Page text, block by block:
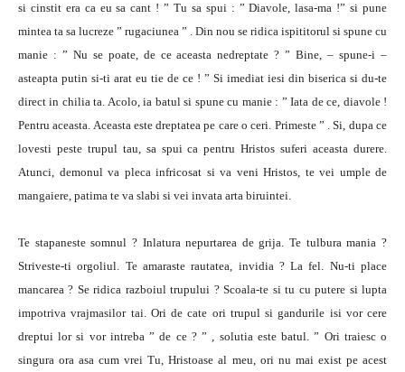
si cinstit era ca eu sa cant ! ” Tu sa spui : ” Diavole, lasa-ma !” si pune
mintea ta sa lucreze ” rugaciunea ” . Din nou se ridica ispititorul si spune cu
manie : ” Nu se poate, de ce aceasta nedreptate ? ” Bine, – spune-i –
asteapta putin si-ti arat eu tie de ce ! ” Si imediat iesi din biserica si du-te
direct in chilia ta. Acolo, ia batul si spune cu manie : ” Iata de ce, diavole !
Pentru aceasta. Aceasta este dreptatea pe care o ceri. Primeste ” . Si, dupa ce
lovesti peste trupul tau, sa spui ca pentru Hristos suferi aceasta durere.
Atunci, demonul va pleca infricosat si va veni Hristos, te vei umple de
mangaiere, patima te va slabi si vei invata arta biruintei.
Te stapaneste somnul ? Inlatura nepurtarea de grija. Te tulbura mania ?
Striveste-ti orgoliul. Te amaraste rautatea, invidia ? La fel. Nu-ti place
mancarea ? Se ridica razboiul trupului ? Scoala-te si tu cu putere si lupta
impotriva vrajmasilor tai. Ori de cate ori trupul si gandurile isi vor cere
dreptui lor si vor intreba ” de ce ? ” , solutia este batul. ” Ori traiesc o
singura ora asa cum vrei Tu, Hristoase al meu, ori nu mai exist pe acest